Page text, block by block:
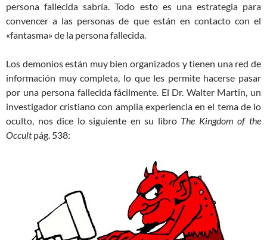
persona fallecida sabría. Todo esto es una estrategia para
convencer a las personas de que están en contacto con el
«fantasma» de la persona fallecida.
Los demonios están muy bien organizados y tienen una red de
información muy completa, lo que les permite hacerse pasar
por una persona fallecida fácilmente. El Dr. Walter Martin, un
investigador cristiano con amplia experiencia en el tema de lo
oculto, nos dice lo siguiente en su libro The Kingdom of the
Occultpág. 538: